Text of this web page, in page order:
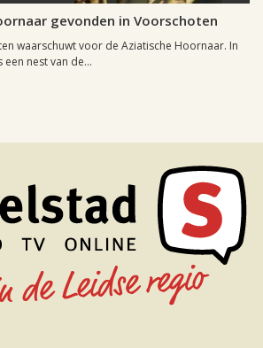
gevonden in Voorschoten
waarschuwt voor de Aziatische Hoornaar. In
een nest van de...